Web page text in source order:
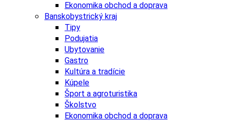
Ekonomika obchod a doprava
Banskobystrický kraj
Tipy
Podujatia
Ubytovanie
Gastro
Kultúra a tradície
Kúpele
Šport a agroturistika
Školstvo
Ekonomika obchod a doprava